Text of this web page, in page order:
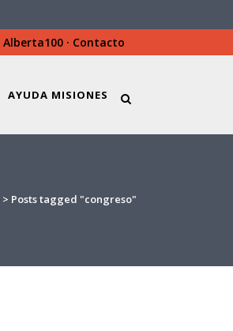
Alberta100 · Contacto
AYUDA MISIONES
> Posts tagged "congreso"